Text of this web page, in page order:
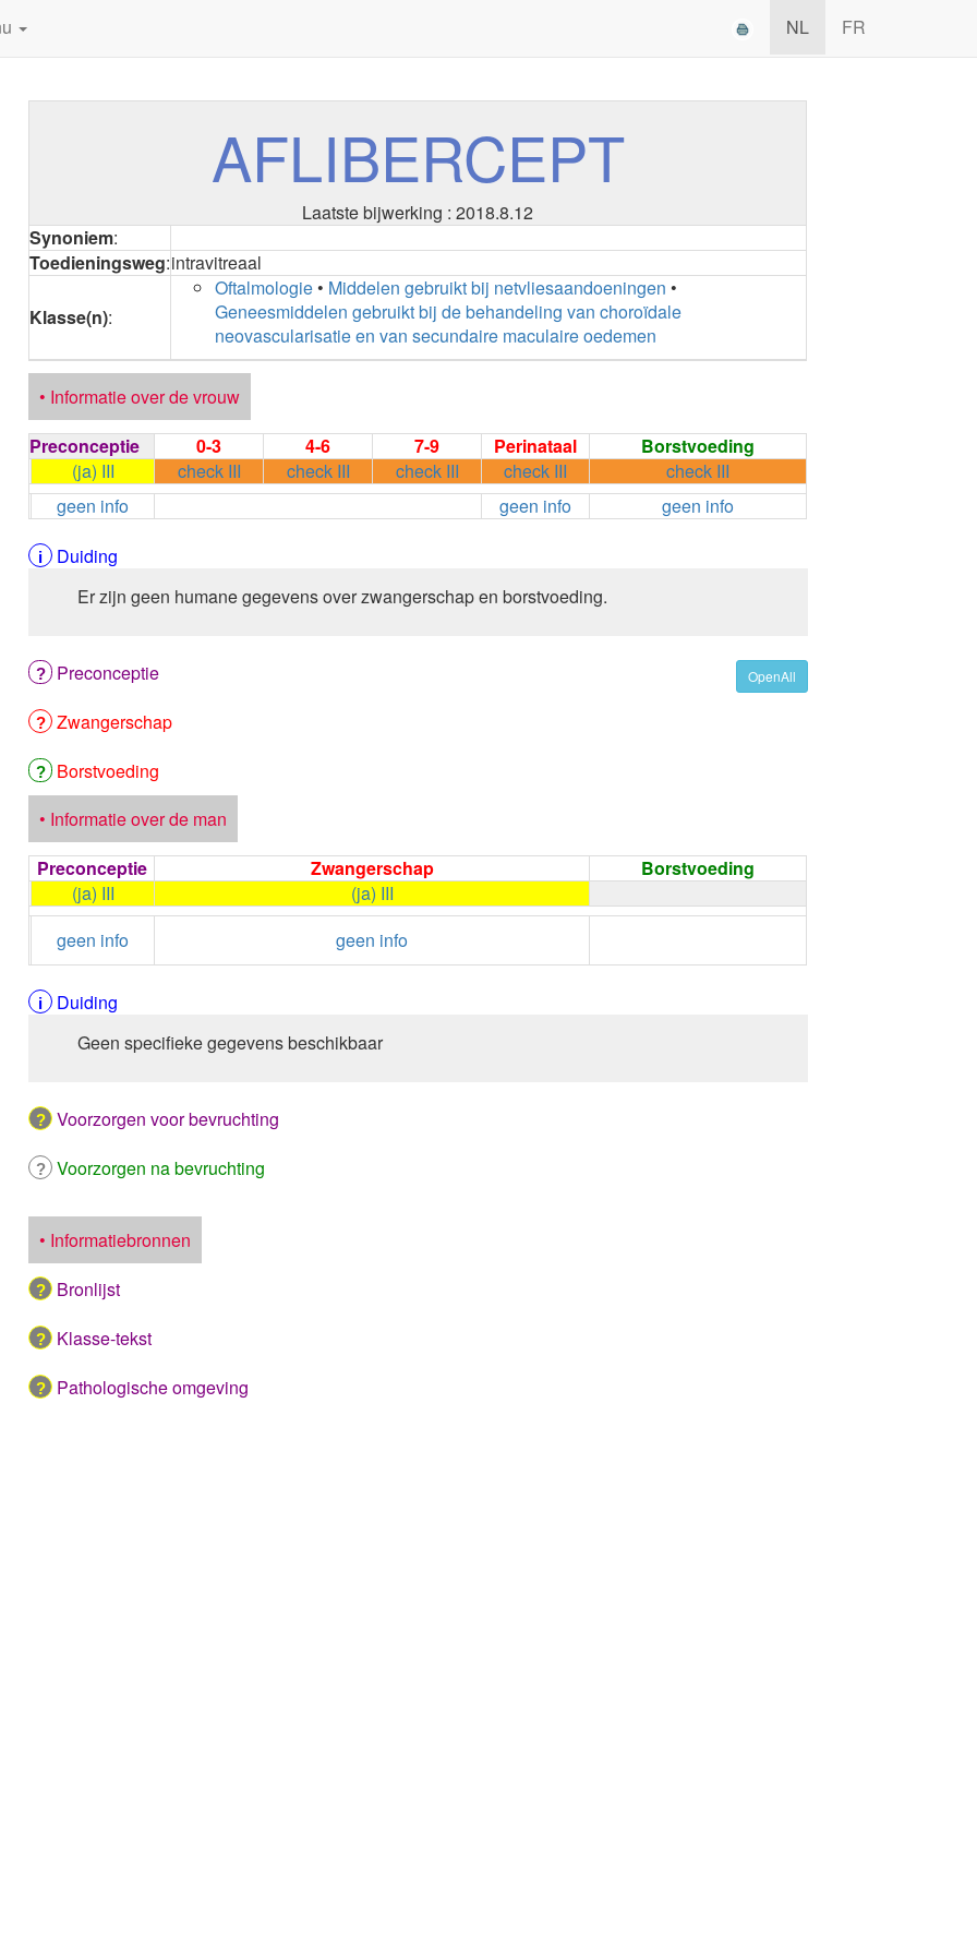
NL FR
AFLIBERCEPT
Laatste bijwerking : 2018.8.12
Synoniem:
Toedieningsweg:intravitreaal
Klasse(n):
Oftalmologie • Middelen gebruikt bij netvliesaandoeningen •
Geneesmiddelen gebruikt bij de behandeling van choroïdale
neovascularisatie en van secundaire maculaire oedemen
• Informatie over de vrouw
Preconceptie
0-3 4-6 7-9 Perinataal
Borstvoeding
(ja) III
check III check III check III check III
check III
geen info
geen info
geen info
Duiding
Er zijn geen humane gegevens over zwangerschap en borstvoeding.
OpenAll
Preconceptie
Zwangerschap
Borstvoeding
• Informatie over de man
Preconceptie
Zwangerschap
Borstvoeding
(ja) III
(ja) III
geen info
geen info
Duiding
Geen specifieke gegevens beschikbaar
Voorzorgen voor bevruchting
Voorzorgen na bevruchting
• Informatiebronnen
Bronlijst
Klasse-tekst
Pathologische omgeving